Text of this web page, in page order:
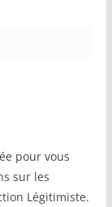
pour vous
sur les
Légitimiste.